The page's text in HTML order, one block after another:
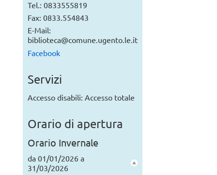
Tel.: 0833555819
Fax: 0833.554843
E-Mail:
biblioteca@comune.ugento.le.it
Facebook
Servizi
Accesso disabili: Accesso totale
Orario di apertura
Orario Invernale
da 01/01/2026 a
31/03/2026